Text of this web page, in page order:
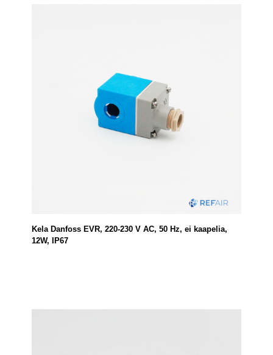
Kela Danfoss EVR, 220-230 V AC, 50 Hz, ei kaapelia,
12W, IP67